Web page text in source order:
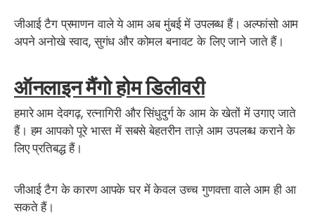
जीआई टैग प्रमाणन वाले ये आम अब मुंबई में उपलब्ध हैं। अल्फांसो आम
अपने अनोखे स्वाद, सुगंध और कोमल बनावट के लिए जाने जाते हैं।
ऑनलाइन मैंगो होम डिलीवरी
हमारे आम देवगढ़, रत्नागिरी और सिंधुदुर्ग के आम के खेतों में उगाए जाते
हैं। हम आपको पूरे भारत में सबसे बेहतरीन ताज़े आम उपलब्ध कराने के
लिए प्रतिबद्ध हैं।
जीआई टैग के कारण आपके घर में केवल उच्च गुणवत्ता वाले आम ही आ
सकते हैं।